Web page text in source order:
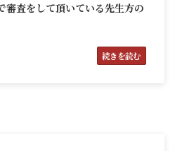
審査をして頂いている先生方の
続きを読む